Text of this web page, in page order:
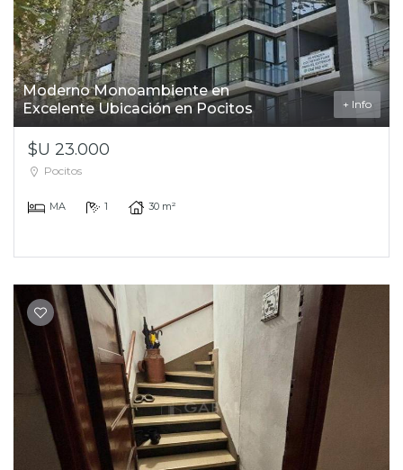
Moderno Monoambiente en
Excelente Ubicación en Pocitos
+ Info
$U 23.000
Pocitos
MA 1 30 m²